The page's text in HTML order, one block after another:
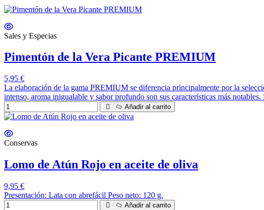
Sales y Especias
Pimentón de la Vera Picante PREMIUM
5,95 €
La elaboración de la gama PREMIUM se diferencia principalmente por la
intenso, aroma inigualable y sabor profundo son sus características más
Añadir al carrito
Conservas
Lomo de Atún Rojo en aceite de oliva
9,95 €
Presentación: Lata con abrefácil Peso neto: 120 g.
Añadir al carrito